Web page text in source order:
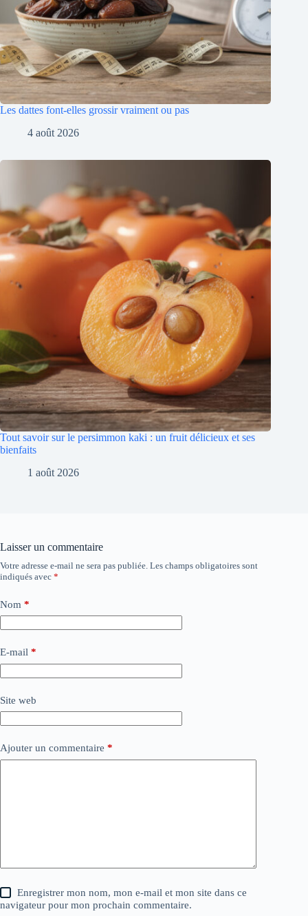
Les dattes font-elles grossir vraiment ou pas
4 août 2026
Tout savoir sur le persimmon kaki : un fruit délicieux et ses
bienfaits
1 août 2026
Laisser un commentaire
Votre adresse e-mail ne sera pas publiée. Les champs obligatoires sont
indiqués avec *
Nom *
E-mail *
Site web
Ajouter un commentaire *
Enregistrer mon nom, mon e-mail et mon site dans ce
navigateur pour mon prochain commentaire.